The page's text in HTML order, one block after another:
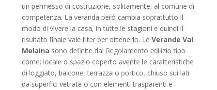
un permesso di costruzione, solitamente, al comune di
competenza. La veranda però cambia soprattutto il
modo di vivere la casa, in tutte le stagioni e quindi il
risultato finale vale l’iter per ottenerlo. Le Verande Val
Melaina sono definite dal Regolamento edilizio tipo
come: locale o spazio coperto avente le caratteristiche
di loggiato, balcone, terrazza o portico, chiuso sui lati
da superfici vetrate o con elementi trasparenti e